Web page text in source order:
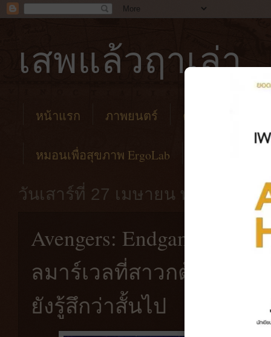
เสพแล้วฤาเล่า
หน้าแรก ภาพยนตร์ คาเฟ่
หมอนเพื่อสุขภาพ ErgoLab
วันเสาร์ที่ 27 เมษายน พ.ศ. 2562
Avengers: Endgame | สุด
ลมาร์เวลที่สาวกต้องห้าม
ยังรู้สึกว่าสั้นไป